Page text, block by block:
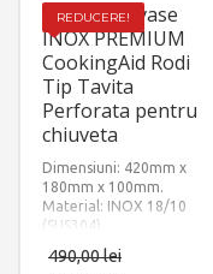
REDUCERE!
Scurgator vase
INOX PREMIUM
CookingAid Rodi
Tip Tavita
Perforata pentru
chiuveta
Dimensiuni: 420mm x
180mm x 100mm.
Material: INOX 18/10
(SUS304)
490,00lei